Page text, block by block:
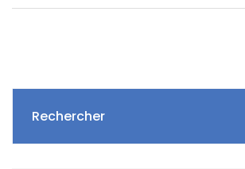
Rechercher